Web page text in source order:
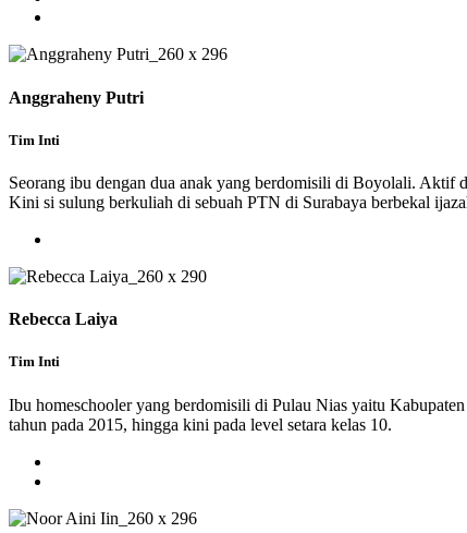
Anggraheny Putri
Tim Inti
Seorang ibu dengan dua anak yang berdomisili di Boyolali. Aktif
Kini si sulung berkuliah di sebuah PTN di Surabaya berbekal
Rebecca Laiya
Tim Inti
Ibu homeschooler yang berdomisili di Pulau Nias yaitu
tahun pada 2015, hingga kini pada level setara kelas 10.